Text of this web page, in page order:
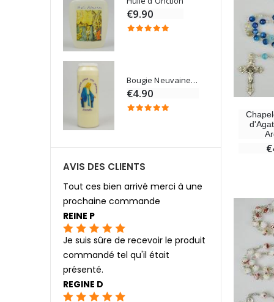
€9.90
Bougie Neuvaine pour une Guérison - 17.5cm
€4.90
AVIS DES CLIENTS
Tout ces bien arrivé merci à une
prochaine commande
REINE P
Je suis sûre de recevoir le produit
commandé tel qu'il était
présenté.
REGINE D